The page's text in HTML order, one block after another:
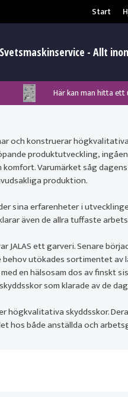
Start
Säkerhet &
Svetsmaskinservice - Allt
Klicka här för att
Här kan man hitta
Nyhet!Nyhet! Tig-
Nyhet! Tig-
Nyhet!
Nyhet! MinarcMig
och konstruerar
produktutveckling,
Varumärket såg
produktion.
sina erfarenheter i
även de allra tuffaste
JALAS ett garveri. Senare
behov utökades sortimentet
en hälsosam dos av finskt
som klarade av de
högkvalitativa skyddsskor.
hos både anställda och